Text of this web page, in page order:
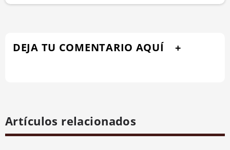
DEJA TU COMENTARIO AQUÍ
Artículos relacionados